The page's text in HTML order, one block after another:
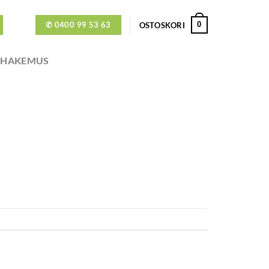
✆ 0400 99 53 63 OSTOSKORI 0